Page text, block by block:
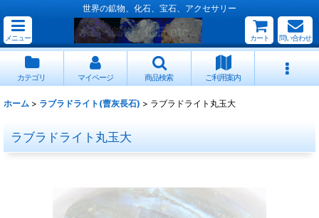
世界の鉱物、化石、宝石、アクセサリー
メニュー カート 問い合わせ
カテゴリ マイページ 商品検索 ご利用案内
ホーム > ラブラドライト(曹灰長石) > ラブラドライト丸玉大
ラブラドライト丸玉大